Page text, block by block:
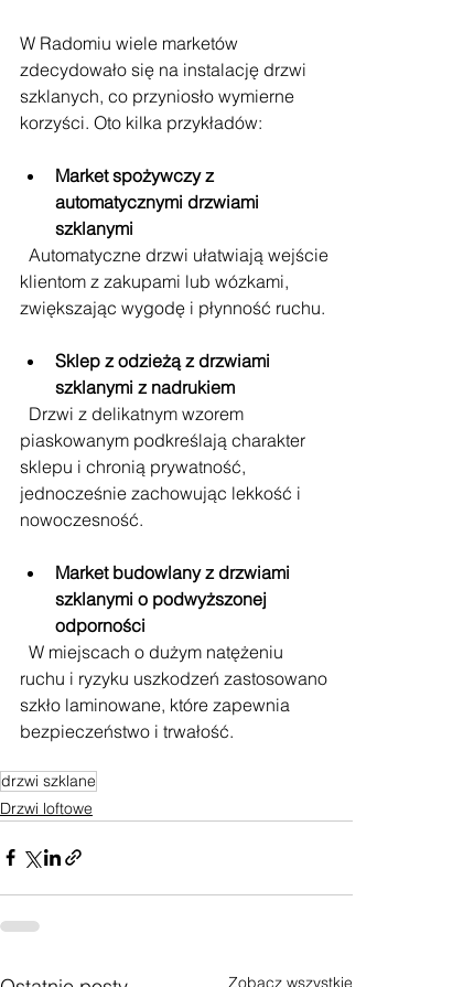
W Radomiu wiele marketów
zdecydowało się na instalację drzwi
szklanych, co przyniosło wymierne
korzyści. Oto kilka przykładów:
Market spożywczy z
automatycznymi drzwiami
szklanymi
klientom z zakupami lub wózkami,
zwiększając wygodę i płynność ruchu.
Sklep z odzieżą z drzwiami
szklanymi z nadrukiem
piaskowanym podkreślają charakter
sklepu i chronią prywatność,
jednocześnie zachowując lekkość i
nowoczesność.
Market budowlany z drzwiami
szklanymi o podwyższonej
odporności
ruchu i ryzyku uszkodzeń zastosowano
szkło laminowane, które zapewnia
bezpieczeństwo i trwałość.
drzwi szklane
Drzwi loftowe
Zobacz wszystkie